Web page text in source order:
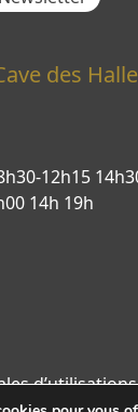
des
12h15
14h 19h
d’utilisations